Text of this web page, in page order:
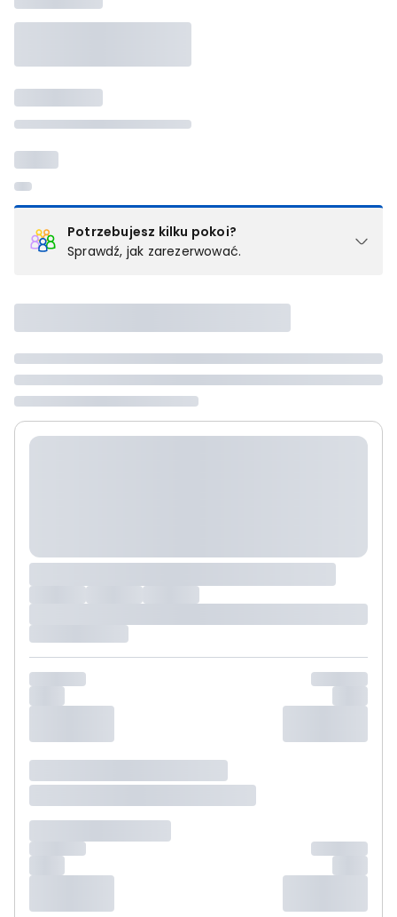
Potrzebujesz kilku pokoi?
Sprawdź, jak zarezerwować.
pokoju (lub apartamencie, willi itd.). Wybierz jedną z ofert z listy
i zarezerwuj ją. Zrób oddzielne rezerwacje dla każdego
kolejnego pokoju lubskontaktuj się z nami,by złożyć
zamówienie u naszego doradcy.
Maksymalna liczba uczestników
maksymalny limit dla 1 pokoju.